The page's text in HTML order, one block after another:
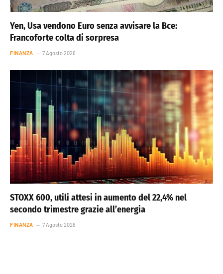
Yen, Usa vendono Euro senza avvisare la Bce:
Francoforte colta di sorpresa
FINANZA 7 Agosto 2026
STOXX 600, utili attesi in aumento del 22,4% nel
secondo trimestre grazie all’energia
FINANZA 7 Agosto 2026